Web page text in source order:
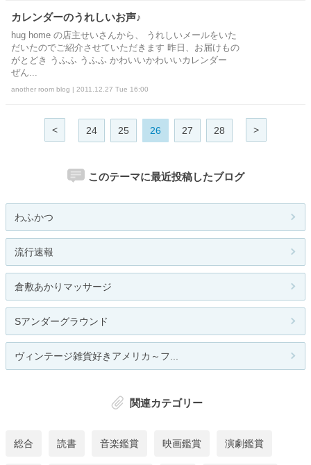
カレンダーのうれしいお声♪
hug home の店主せいさんから、 うれしいメールをいた
だいたのでご紹介させていただきます 昨日、お届けもの
がとどき うふふ うふふ かわいいかわいいカレンダー
ぜん...
another room blog | 2011.12.27 Tue 16:00
< 24 25 26 27 28 >
このテーマに最近投稿したブログ
わふかつ
流行速報
倉敷あかりマッサージ
Sアンダーグラウンド
ヴィンテージ雑貨好きアメリカ～フ...
関連カテゴリー
総合 読書 音楽鑑賞 映画鑑賞 演劇鑑賞